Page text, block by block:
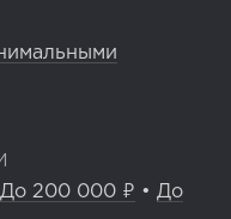
До 200 000 ₽ • До